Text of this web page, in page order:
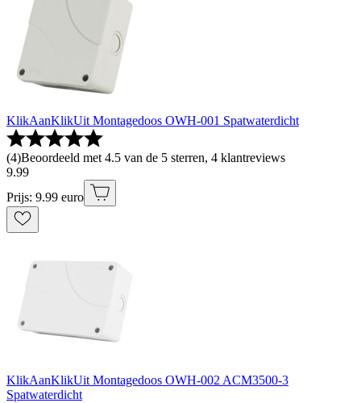
KlikAanKlikUit Montagedoos OWH-001 Spatwaterdicht
(4)Beoordeeld met 4.5 van de 5 sterren, 4 klantreviews
9.99
Prijs: 9.99 euro
KlikAanKlikUit Montagedoos OWH-002 ACM3500-3
Spatwaterdicht